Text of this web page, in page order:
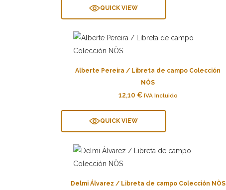
QUICK VIEW
Alberte Pereira / Libreta de campo Colección
NÒS
12,10 € IVA Incluido
QUICK VIEW
Delmi Álvarez / Libreta de campo Colección NÒS